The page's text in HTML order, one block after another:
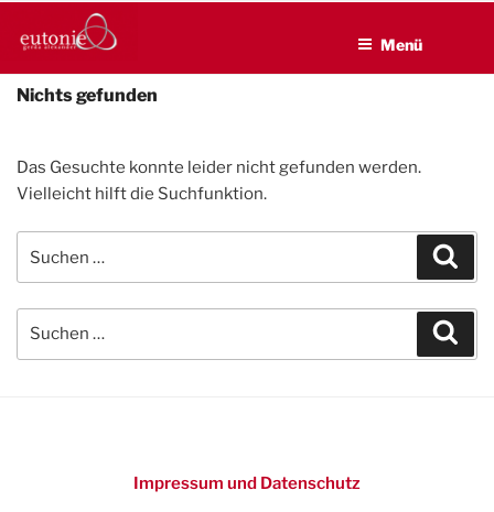
Inhalt
EUTONIE.DE
Lebensbalance durch körperliche Selbsterfahrung
Menü
Nichts gefunden
Das Gesuchte konnte leider nicht gefunden werden.
Vielleicht hilft die Suchfunktion.
nach:
nach:
Impressum und Datenschutz